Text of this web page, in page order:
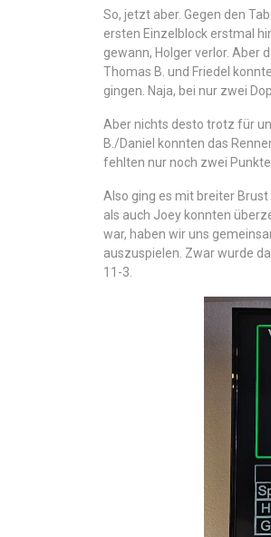
So, jetzt aber. Gegen den
ersten Einzelblock erstmal
gewann, Holger verlor. Aber
Thomas B. und Friedel
gingen. Naja, bei nur zwei
Aber nichts desto trotz für
B./Daniel konnten das
fehlten nur noch zwei
Also ging es mit breiter
als auch Joey konnten
war, haben wir uns
auszuspielen. Zwar wurde
11-3.